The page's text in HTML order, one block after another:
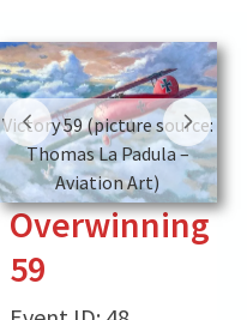
Victory 59 (picture source:
Thomas La Padula –
Aviation Art)
Overwinning
59